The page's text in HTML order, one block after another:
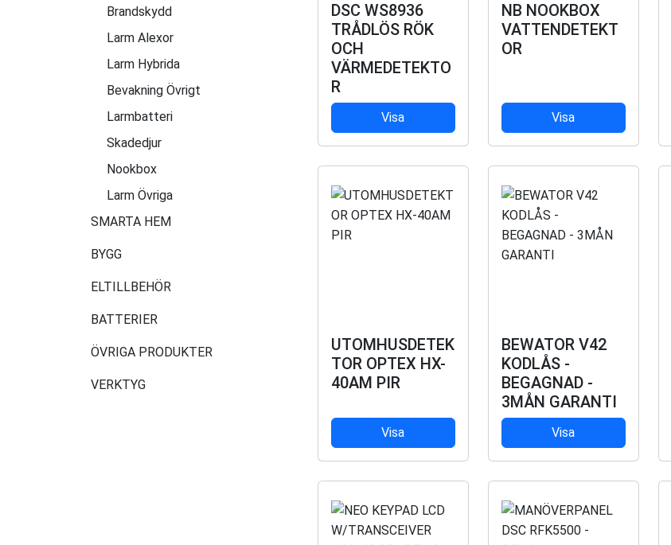
Brandskydd
Larm Alexor
Larm Hybrida
Bevakning Övrigt
Larmbatteri
Skadedjur
Nookbox
Larm Övriga
SMARTA HEM
BYGG
ELTILLBEHÖR
BATTERIER
ÖVRIGA PRODUKTER
VERKTYG
DSC WS8936
TRÅDLÖS RÖK
OCH
VÄRMEDETEKTO
R
Visa
NB NOOKBOX
VATTENDETEKT
OR
Visa
UTOMHUSDETEK
TOR OPTEX HX-
40AM PIR
Visa
BEWATOR V42
KODLÅS -
BEGAGNAD -
3MÅN GARANTI
Visa